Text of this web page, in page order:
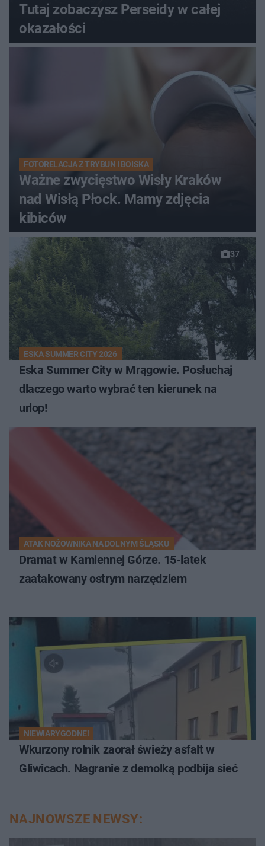
Tutaj zobaczysz Perseidy w całej
okazałości
FOTORELACJA Z TRYBUN I BOISKA
Ważne zwycięstwo Wisły Kraków
nad Wisłą Płock. Mamy zdjęcia
kibiców
37
ESKA SUMMER CITY 2026
Eska Summer City w Mrągowie. Posłuchaj
dlaczego warto wybrać ten kierunek na
urlop!
ATAK NOŻOWNIKA NA DOLNYM ŚLĄSKU
Dramat w Kamiennej Górze. 15-latek
zaatakowany ostrym narzędziem
NIEWIARYGODNE!
Wkurzony rolnik zaorał świeży asfalt w
Gliwicach. Nagranie z demolką podbija sieć
NAJNOWSZE NEWSY: